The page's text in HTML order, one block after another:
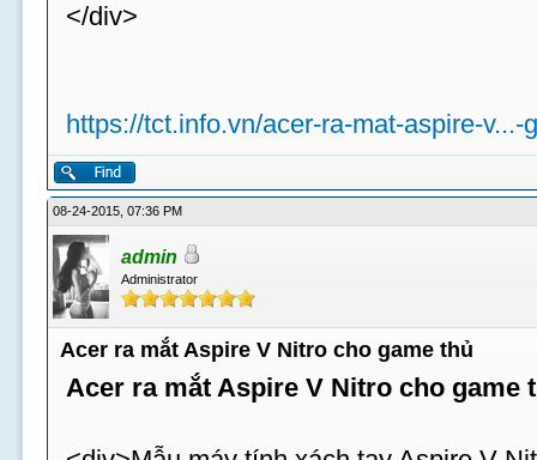
</div>
https://tct.info.vn/acer-ra-mat-aspire-v...-
08-24-2015, 07:36 PM
admin
Administrator
Acer ra mắt Aspire V Nitro cho game thủ
Acer ra mắt Aspire V Nitro cho game